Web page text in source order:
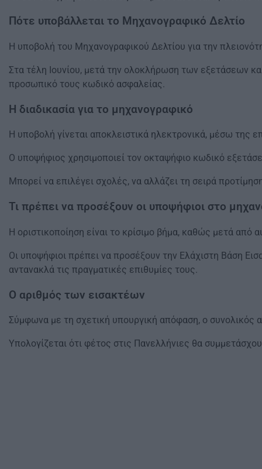
Πότε υποβάλλεται το Μηχανογραφικό Δελτίο
Η υποβολή του Μηχανογραφικού Δελτίου για την
Στα τέλη Ιουνίου, μετά την ολοκλήρωση των εξετάσεων
προσωπικό τους κωδικό ασφαλείας.
Η διαδικασία για το μηχανογραφικό
Η υποβολή γίνεται αποκλειστικά ηλεκτρονικά, μέσω της
Ο υποψήφιος χρησιμοποιεί τον οκταψήφιο κωδικό
Μπορεί να επιλέγει σχολές, να αλλάζει τη σειρά
Τι πρέπει να προσέξουν οι υποψήφιοι στο
Η οριστικοποίηση είναι το κρίσιμο βήμα, καθώς μετά
Οι υποψήφιοι πρέπει να προσέξουν την Ελάχιστη Βάση
αντανακλά τις πραγματικές επιθυμίες τους.
Ο αριθμός των εισακτέων
Σύμφωνα με τη σχετική υπουργική απόφαση, ο συνολικός
Υπολογίζεται ότι φέτος στις Πανελλήνιες θα